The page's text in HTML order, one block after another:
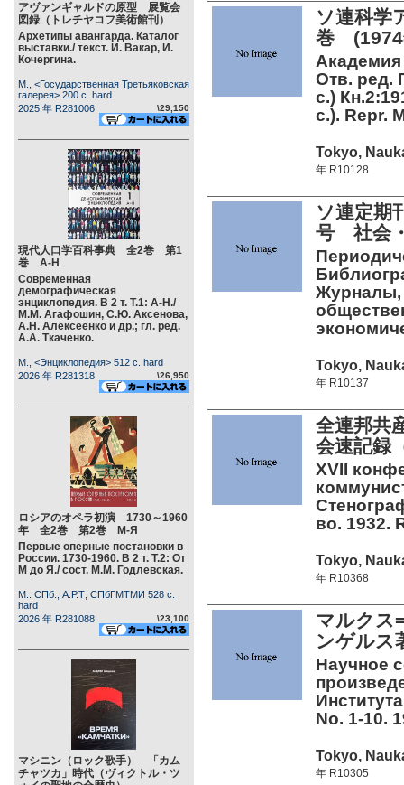
アヴァンギャルドの原型 展覧会
図録（トレチヤコフ美術館刊）
Архетипы авангарда. Каталог
выставки./ текст. И. Вакар, И.
Кочергина.
М., <Государственная Третьяковская
галерея> 200 c. hard
2025 年 R281006
\29,150
現代人口学百科事典 全2巻 第1
巻 А-Н
Современная
демографическая
энциклопедия. В 2 т. Т.1: А-Н./
М.М. Агафошин, С.Ю. Аксенова,
А.Н. Алексеенко и др.; гл. ред.
А.А. Ткаченко.
М., <Энциклопедия> 512 c. hard
2026 年 R281318
\26,950
ロシアのオペラ初演 1730～1960
年 全2巻 第2巻 М-Я
Первые оперные постановки в
России. 1730-1960. В 2 т. Т.2: От
М до Я./ сост. М.М. Годлевская.
М.: СПб., А.Р.Т; СПбГМТМИ 528 c.
hard
2026 年 R281088
\23,100
マシニン（ロック歌手） 「カム
チャツカ」時代（ヴィクトル・ツ
ソ連科学
巻 (1974
Отв. ред.
c.)
с.). Repr.
Tokyo,
年 R10128
ソ連定
号 社会
Журналы,
Tokyo,
年 R10137
全連邦共
会速記録
XVII
во. 1932.
Tokyo,
年 R10368
マルクス
ンゲルス
Научное
No. 1-10.
Tokyo,
年 R10305